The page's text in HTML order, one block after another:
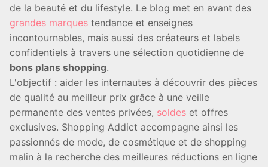
de la beauté et du lifestyle. Le blog met en avant des
grandes marques tendance et enseignes
incontournables, mais aussi des créateurs et labels
confidentiels à travers une sélection quotidienne de
bons plans shopping.
L'objectif : aider les internautes à découvrir des pièces
de qualité au meilleur prix grâce à une veille
permanente des ventes privées, soldes et offres
exclusives. Shopping Addict accompagne ainsi les
passionnés de mode, de cosmétique et de shopping
malin à la recherche des meilleures réductions en ligne